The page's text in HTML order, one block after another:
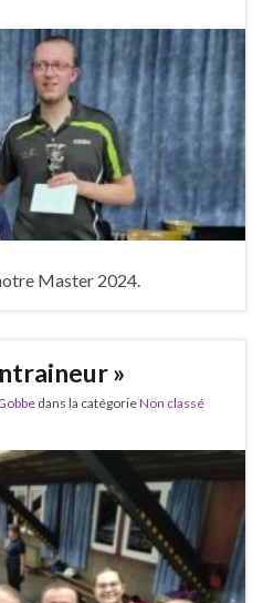
Master 2024.
»
dans la catégorieNon classé